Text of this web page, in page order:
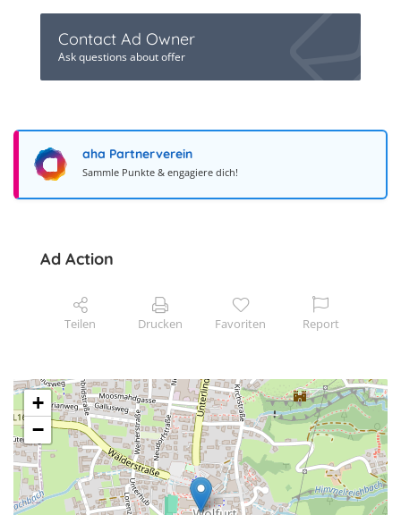
Contact Ad Owner
Ask questions about offer
aha Partnerverein
Sammle Punkte & engagiere dich!
Ad Action
Teilen Drucken Favoriten Report
+
−